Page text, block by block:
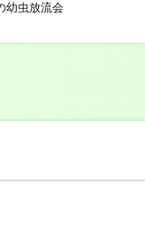
幼虫放流会